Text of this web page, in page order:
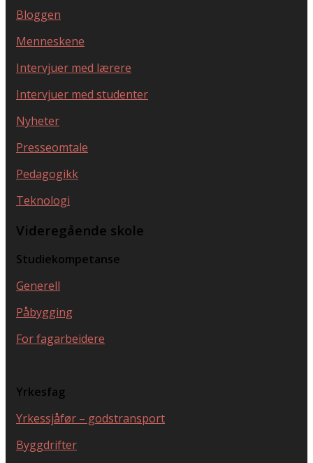
Bloggen
Menneskene
Intervjuer med lærere
Intervjuer med studenter
Nyheter
Presseomtale
Pedagogikk
Teknologi
Videregående skole
Studiekompetanse
Generell
Påbygging
For fagarbeidere
Yrkesfag
Yrkessjåfør – godstransport
Byggdrifter